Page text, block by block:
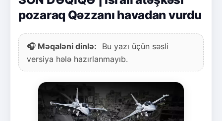
pozaraq Qəzzanı havadan vurdu
🎧 Məqaləni dinlə:
Bu yazı üçün səsli
versiya hələ hazırlanmayıb.